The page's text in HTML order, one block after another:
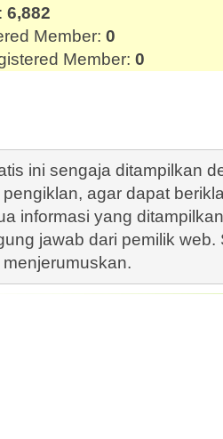
6,882
Member: 0
Member: 0
ini sengaja ditampilkan
agar dapat
informasi yang
jawab dari pemilik